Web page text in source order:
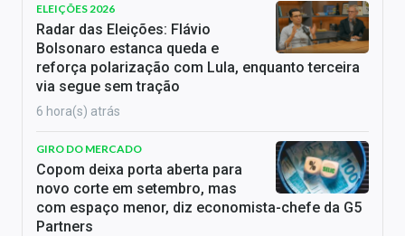
ELEIÇÕES 2026
Radar das Eleições: Flávio
Bolsonaro estanca queda e
reforça polarização com Lula, enquanto terceira
via segue sem tração
6 hora(s) atrás
GIRO DO MERCADO
Copom deixa porta aberta para
novo corte em setembro, mas
com espaço menor, diz economista-chefe da G5
Partners